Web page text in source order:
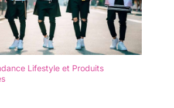
Lifestyle et Produits